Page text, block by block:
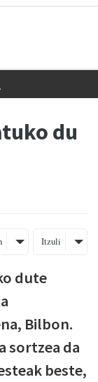
du
Itzuli
dute
Bilbon.
sortzea da
beste,